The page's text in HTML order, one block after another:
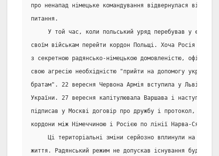
про ненапад німецьке командування відвернулася від
питання.
У той час, коли польський уряд перебував у
своїм військам перейти кордон Польщі. Хоча Росія
з секретною радянсько-німецькою домовленістю, офіційно
свою агресію необхідністю "прийти на допомогу
братам". 22 вересня Червона Армія вступила у Львів,
України. 27 вересня капітулювала Варшава і наступного
підписав у Москві договір про дружбу і протокол, який
кордони між Німеччиною і Росією по лінії Нарва-Сян-Буг.
Ці територіальні зміни серйозно вплинули на
життя. Радянський режим не допускав існування будь-